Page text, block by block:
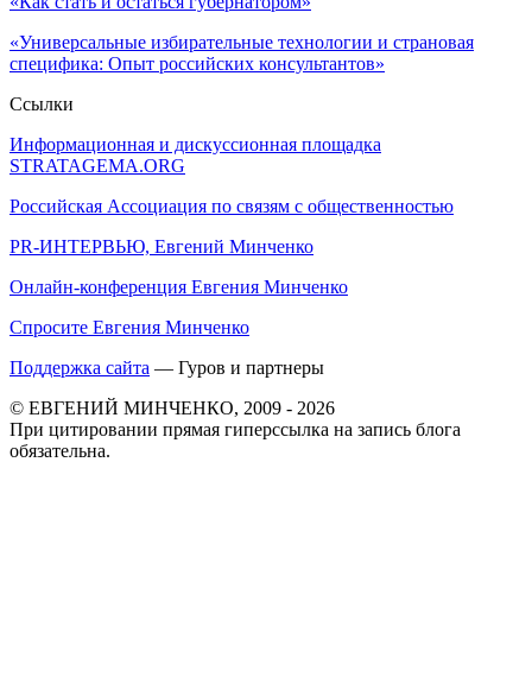
«Универсальные избирательные технологии и страновая
специфика: Опыт российских консультантов»
Ссылки
Информационная и дискуссионная площадка
STRATAGEMA.ORG
Российская Ассоциация по связям с общественностью
PR-ИНТЕРВЬЮ, Евгений Минченко
Онлайн-конференция Евгения Минченко
Спросите Евгения Минченко
Поддержка сайта — Гуров и партнеры
© ЕВГЕНИЙ МИНЧЕНКО, 2009 - 2026
При цитировании прямая гиперссылка на запись блога
обязательна.